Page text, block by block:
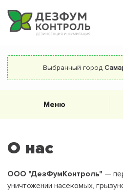
Выбранный город
Меню
О нас
ООО "ДезФумКонтроль" —
уничтожении насекомых,